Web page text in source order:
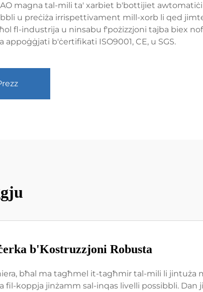
magna tal-mili ta' xarbiet b'bottijiet
u preċiża irrispettivament mill-xorb li qed
fl-industrija u ninsabu f'pożizzjoni tajba biex
b'ċertifikati ISO9001, CE, u SGS.
b'Kostruzzjoni Robusta
bħal ma tagħmel it-tagħmir tal-mili li jintuża
koppja jinżamm sal-inqas livelli possibbli. Dan